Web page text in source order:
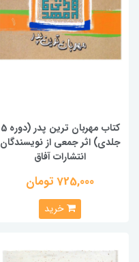
کتاب مهربان ترین پدر (دوره 5
جلدی) اثر جمعي از نويسندگان
انتشارات آفاق
725,000 تومان
خرید